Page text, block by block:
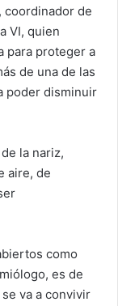
coordinador de
VI, quien
para proteger a
de una de las
poder disminuir
la nariz,
aire, de
como
es de
va a convivir